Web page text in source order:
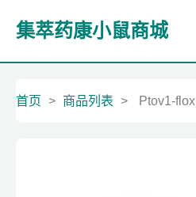
集萃药康小鼠商城
首页 > 商品列表 > Ptov1-flox